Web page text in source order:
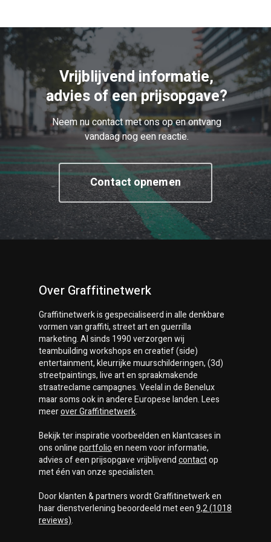
Vrijblijvend informatie,
advies of een prijsopgave?
Neem nu contact met ons op en ontvang
vandaag nog een reactie.
Contact opnemen
Over Graffitinetwerk
Graffitinetwerkis gespecialiseerd in alle denkbare
vormen van graffiti, street art en guerrilla
marketing. Al sinds 1990 verzorgen wij
teambuilding workshops en creatief (side)
entertainment, kleurrijke muurschilderingen, (3d)
streetpaintings, live art en spraakmakende
straatreclame campagnes. Veelal in de Benelux
maar soms ook in andere Europese landen. Lees
meeroverGraffitinetwerk.
Bekijk ter inspiratie voorbeelden en klantcases in
ons onlineportfolioen neem voor informatie,
advies of een prijsopgave vrijblijvendcontactop
met één van onze specialisten.
Door klanten & partners wordtGraffitinetwerken
haar dienstverlening beoordeeld met een9,2(1018
reviews).